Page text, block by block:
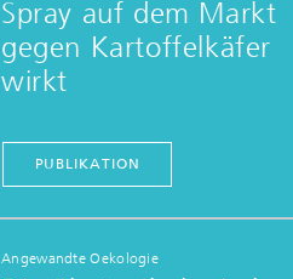
Lebensmittelsicherheit,
Lebensmittelqualität und
Verbraucherschutz
Spray auf dem Markt
gegen Kartoffelkäfer
wirkt
PUBLIKATION
Angewandte Oekologie